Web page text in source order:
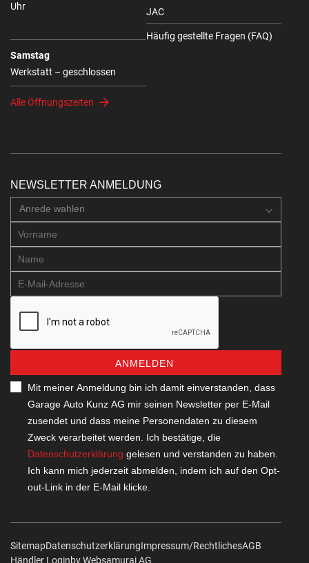
Uhr
Samstag
Werkstatt – geschlossen
Alle Öffnungszeiten
JAC
Häufig gestellte Fragen (FAQ)
NEWSLETTER ANMELDUNG
Anrede wahlen
ANMELDEN
Mit meiner Anmeldung bin ich damit einverstanden, dass
Garage Auto Kunz AG mir seinen Newsletter per E-Mail
zusendet und dass meine Personendaten zu diesem
Zweck verarbeitet werden. Ich bestätige, die
Datenschutzerklärung gelesen und verstanden zu haben.
Ich kann mich jederzeit abmelden, indem ich auf den Opt-
out-Link in der E-Mail klicke.
SitemapDatenschutzerklärungImpressum/RechtlichesAGB
Händler Loginby Web­sa­mu­rai AG